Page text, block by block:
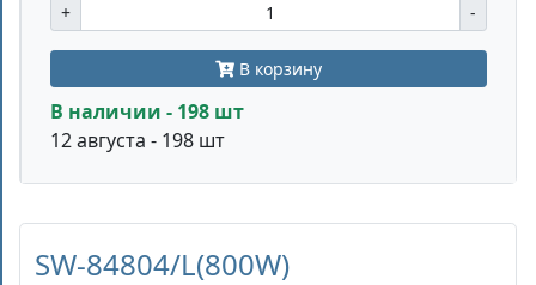
+ -
В корзину
В наличии - 198 шт
12 августа - 198 шт
SW-84804/L(800W)